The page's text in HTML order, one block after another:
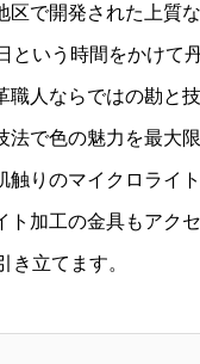
区で開発された上質
という時間をかけて
職人ならではの勘と
法で色の魅力を最大限
触りのマイクロライ
ト加工の金具もアクセ
き立てます。